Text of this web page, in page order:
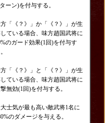
ーン)を付与する。
「《？》」か「《？》」が生
ている場合、味方趙国武将に
のガード効果(1回)を付与す
「《？》」と「《？》」が生
ている場合、味方趙国武将に
無効(1回)を付与する。
士気が最も高い敵武将1名に
のダメージを与える。